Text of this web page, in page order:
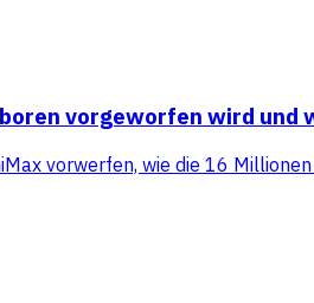
vorgeworfen wird und
vorwerfen, wie die 16